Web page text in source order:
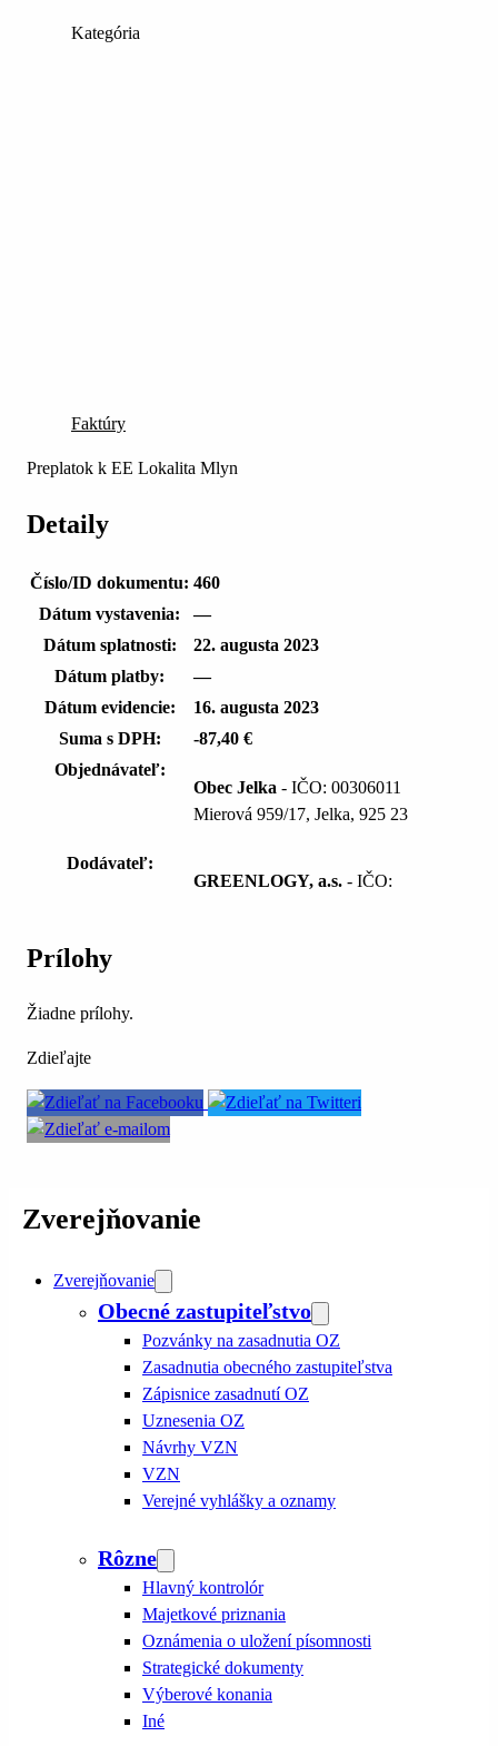
Kategória
Faktúry
Preplatok k EE Lokalita Mlyn
Detaily
Číslo/ID dokumentu: 460
Dátum vystavenia:
—
Dátum splatnosti:
22. augusta 2023
Dátum platby:
—
Dátum evidencie:
16. augusta 2023
Suma s DPH:
-87,40 €
Objednávateľ:
Obec Jelka - IČO: 00306011
Mierová 959/17, Jelka, 925 23
Dodávateľ:
GREENLOGY, a.s. - IČO:
Prílohy
Žiadne prílohy.
Zdieľajte
Zverejňovanie
Zverejňovanie
Obecné zastupiteľstvo
Pozvánky na zasadnutia OZ
Zasadnutia obecného zastupiteľstva
Zápisnice zasadnutí OZ
Uznesenia OZ
Návrhy VZN
VZN
Verejné vyhlášky a oznamy
Rôzne
Hlavný kontrolór
Majetkové priznania
Oznámenia o uložení písomnosti
Strategické dokumenty
Výberové konania
Iné